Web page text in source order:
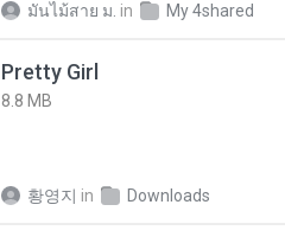
มันไม้สาย ม. in My 4shared
Pretty Girl
8.8 MB
황영지 in Downloads